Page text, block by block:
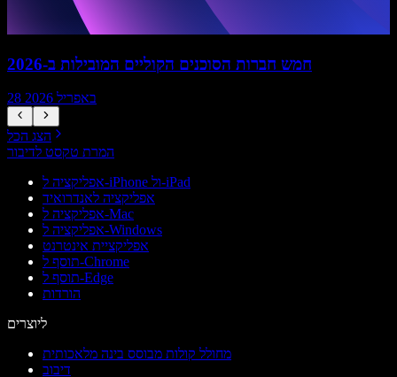
חמש חברות הסוכנים הקוליים המובילות ב-2026
28 באפריל 2026
הצג הכל
המרת טקסט לדיבור
אפליקציה ל-iPhone ול-iPad
אפליקציה לאנדרואיד
אפליקציה ל-Mac
אפליקציה ל-Windows
אפליקציית אינטרנט
תוסף ל-Chrome
תוסף ל-Edge
הורדות
ליוצרים
מחולל קולות מבוסס בינה מלאכותית
דיבוב